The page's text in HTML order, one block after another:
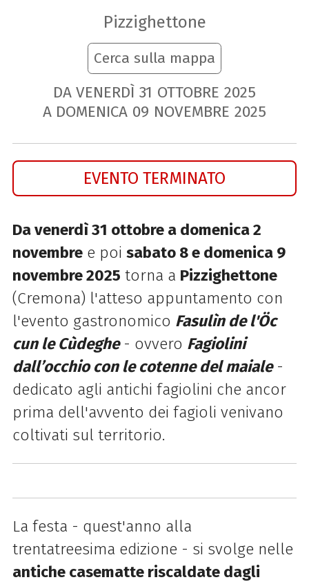
Pizzighettone
Cerca sulla mappa
DA VENERDÌ 31 OTTOBRE 2025
A DOMENICA 09 NOVEMBRE 2025
EVENTO TERMINATO
Da venerdì 31 ottobre a domenica 2
novembree poi sabato 8 e domenica 9
novembre 2025 torna a Pizzighettone
(Cremona) l'atteso appuntamento con
l'evento gastronomico Fasulìn de l'Öc
cun le Cùdeghe- ovvero Fagiolini
dall’occhio con le cotenne del maiale-
dedicato agli antichi fagiolini che ancor
prima dell'avvento dei fagioli venivano
coltivati sul territorio.
La festa - quest'anno alla
trentatreesima edizione - si svolge nelle
antiche casematte riscaldate dagli